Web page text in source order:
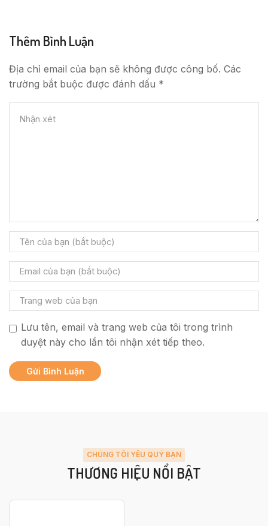
Thêm Bình Luận
Địa chỉ email của bạn sẽ không được công bố. Các
trường bắt buộc được đánh dấu *
Lưu tên, email và trang web của tôi trong trình
duyệt này cho lần tôi nhận xét tiếp theo.
CHÚNG TÔI YÊU QUÝ BẠN
THƯƠNG HIỆU NỔI BẬT